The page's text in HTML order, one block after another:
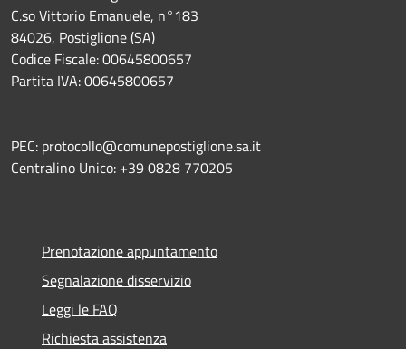
C.so Vittorio Emanuele, n°183
84026, Postiglione (SA)
Codice Fiscale: 00645800657
Partita IVA: 00645800657
PEC: protocollo@comunepostiglione.sa.it
Centralino Unico: +39 0828 770205
Prenotazione appuntamento
Segnalazione disservizio
Leggi le FAQ
Richiesta assistenza